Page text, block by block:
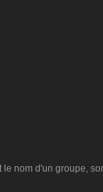
nom d'un groupe,